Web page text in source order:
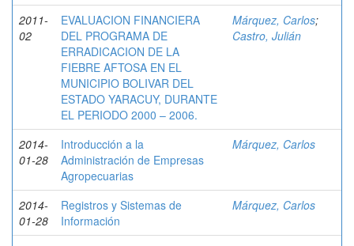
2011-
02
EVALUACION FINANCIERA
DEL PROGRAMA DE
ERRADICACION DE LA
FIEBRE AFTOSA EN EL
MUNICIPIO BOLIVAR DEL
ESTADO YARACUY, DURANTE
EL PERIODO 2000 – 2006.
Márquez, Carlos;
Castro, Julián
2014-
01-28
Introducción a la
Administración de Empresas
Agropecuarias
Márquez, Carlos
2014-
01-28
Registros y Sistemas de
Información
Márquez, Carlos